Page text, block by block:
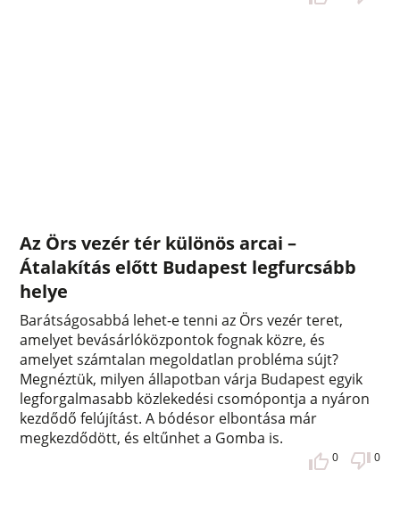
Az Örs vezér tér különös arcai –
Átalakítás előtt Budapest legfurcsább
helye
Barátságosabbá lehet-e tenni az Örs vezér teret,
amelyet bevásárlóközpontok fognak közre, és
amelyet számtalan megoldatlan probléma sújt?
Megnéztük, milyen állapotban várja Budapest egyik
legforgalmasabb közlekedési csomópontja a nyáron
kezdődő felújítást. A bódésor elbontása már
megkezdődött, és eltűnhet a Gomba is.
0 0